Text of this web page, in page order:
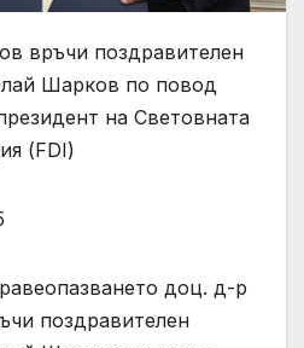
връчи поздравителен
Шарков по повод
на Световната
(FDI)
доц. д-р
поздравителен